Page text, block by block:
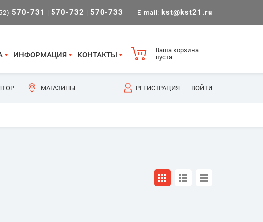
570-731 | 570-732 | 570-733 E-mail: kst@kst21.ru
ИНФОРМАЦИЯ КОНТАКТЫ
Ваша корзина
пуста
МАГАЗИНЫ РЕГИСТРАЦИЯ ВОЙТИ